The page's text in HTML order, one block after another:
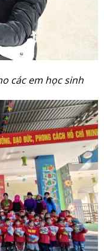
các em học sinh